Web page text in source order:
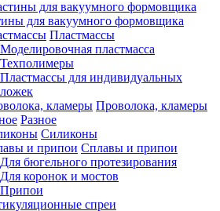
для вакуумного формовщика
Пластмассы
Моделировочная пластмасса
Техполимеры
Пластмассы для индивидуальных
ложек
Проволока, кламеры
Разное
Силиконы
Сплавы и припои
Для бюгельного протезирования
Для коронок и мостов
Припои